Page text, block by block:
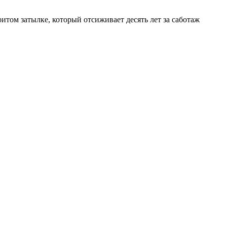
затылке, который отсиживает десять лет за саботаж